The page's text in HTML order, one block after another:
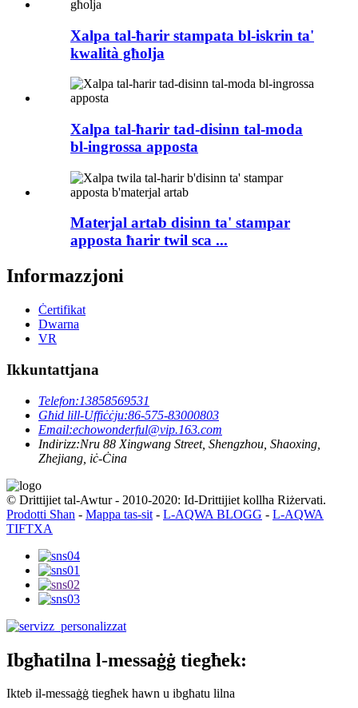
Xalpa tal-ħarir stampata bl-iskrin ta'
kwalità għolja
Xalpa tal-ħarir tad-disinn tal-moda
bl-ingrossa apposta
Materjal artab disinn ta' stampar
apposta ħarir twil sca ...
Informazzjoni
Ċertifikat
Dwarna
VR
Ikkuntattjana
Telefon:13858569531
Għid lill-Uffiċċju:86-575-83000803
Email:echowonderful@vip.163.com
Indirizz:Nru 88 Xingwang Street, Shengzhou, Shaoxing,
Zhejiang, iċ-Ċina
© Drittijiet tal-Awtur - 2010-2020: Id-Drittijiet kollha Riżervati.
Prodotti Sħan - Mappa tas-sit - L-AQWA BLOGG - L-AQWA
TIFTXA
Ibgħatilna l-messaġġ tiegħek:
Ikteb il-messaġġ tiegħek hawn u ibgħatu lilna